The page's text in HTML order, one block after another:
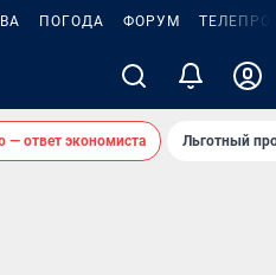
ПОГОДА ФОРУМ
— ответ экономиста Льготный